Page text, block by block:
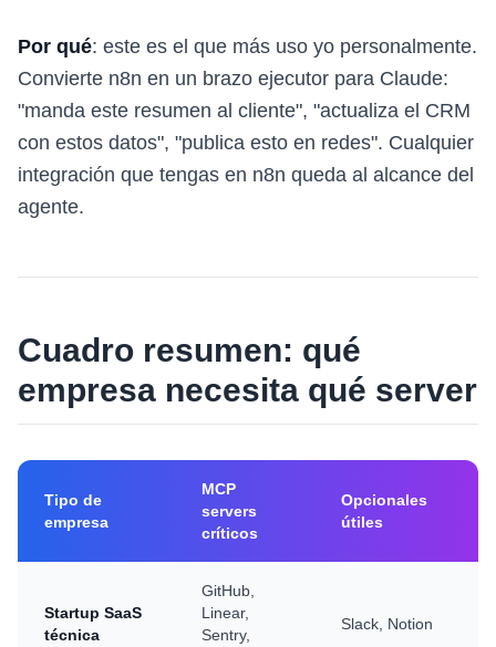
Por qué: este es el que más uso yo personalmente.
Convierte n8n en un brazo ejecutor para Claude:
"manda este resumen al cliente", "actualiza el CRM
con estos datos", "publica esto en redes". Cualquier
integración que tengas en n8n queda al alcance del
agente.
Cuadro resumen: qué
empresa necesita qué server
Tipo de
empresa
MCP
servers
críticos
Opcionales
útiles
Startup SaaS
técnica
GitHub,
Linear,
Sentry,
Slack, Notion